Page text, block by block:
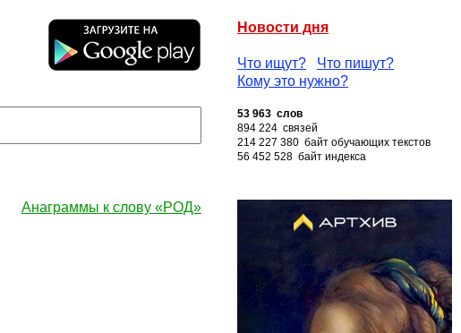
Новости дня
Что ищут?
Что пишут?
Кому это нужно?
53 963 слов
894 224 связей
214 227 380 байт обучающих текстов
56 452 528 байт индекса
Анаграммы к слову «РОД»